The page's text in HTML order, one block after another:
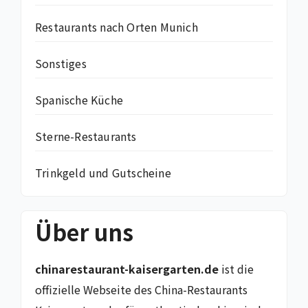
Restaurants nach Orten Munich
Sonstiges
Spanische Küche
Sterne-Restaurants
Trinkgeld und Gutscheine
Über uns
chinarestaurant-kaisergarten.de ist die
offizielle Webseite des China-Restaurants